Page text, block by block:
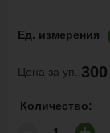
Ед. измерения
Цена за уп.:
Количество: